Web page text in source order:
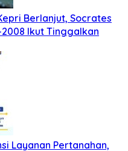
Berlanjut, Socrates
Ikut Tinggalkan
Layanan Pertanahan,